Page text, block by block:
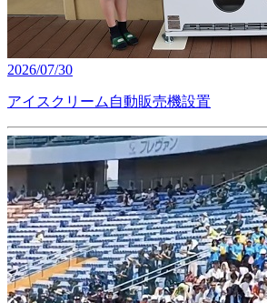
2026/07/30
アイスクリーム自動販売機設置